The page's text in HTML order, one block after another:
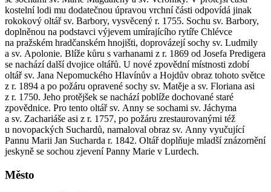
kostelní lodi mu dodatečnou úpravou vrchní části odpovídá jinak
rokokový oltář sv. Barbory, vysvěcený r. 1755. Sochu sv. Barbory,
doplněnou na podstavci výjevem umírajícího rytíře Chlévce
na pražském hradčanském hnojišti, doprovázejí sochy sv. Ludmily
a sv. Apolonie. Blíže kůru s varhanami z r. 1869 od Josefa Predigera
se nachází další dvojice oltářů. U nové zpovědní místnosti zdobí
oltář sv. Jana Nepomuckého Hlavínův a Hojdův obraz tohoto světce
z r. 1894 a po požáru opravené sochy sv. Matěje a sv. Floriana asi
z r. 1750. Jeho protějšek se nachází poblíže dochované staré
zpovědnice. Pro tento oltář sv. Anny se sochami sv. Jáchyma
a sv. Zachariáše asi z r. 1757, po požáru zrestaurovanými též
u novopackých Suchardů, namaloval obraz sv. Anny vyučující
Pannu Marii Jan Sucharda r. 1842. Oltář doplňuje mladší znázornění
jeskyně se sochou zjevení Panny Marie v Lurdech.
Město